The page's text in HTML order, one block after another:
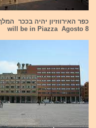
will be in Piazza Agosto 8